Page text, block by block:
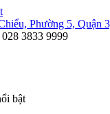
Phường 5, Quận
3833 9999
bật